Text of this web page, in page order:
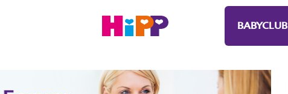
BABYCLUB